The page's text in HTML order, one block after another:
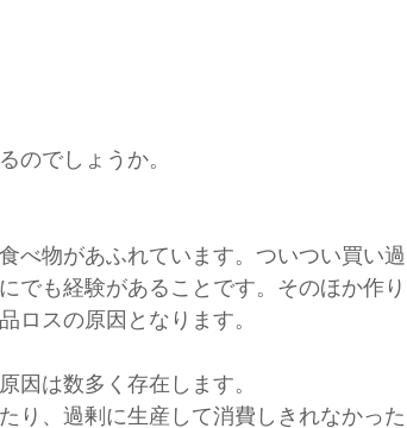
のでしょうか。
べ物があふれています。ついつい買い過
でも経験があることです。そのほか作り
ロスの原因となります。
因は数多く存在します。
り、過剰に生産して消費しきれなかった